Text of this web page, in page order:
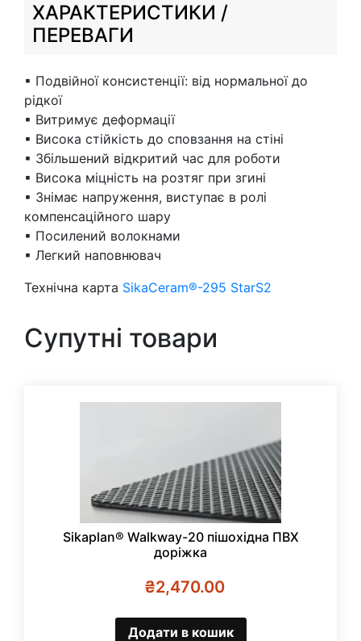
ХАРАКТЕРИСТИКИ /
ПЕРЕВАГИ
▪ Подвійної консистенції: від нормальної до
рідкої
▪ Витримує деформації
▪ Висока стійкість до сповзання на стіні
▪ Збільшений відкритий час для роботи
▪ Висока міцність на розтяг при згині
▪ Знімає напруження, виступає в ролі
компенсаційного шару
▪ Посилений волокнами
▪ Легкий наповнювач
Технічна карта SikaCeram®-295 StarS2
Супутні товари
Sikaplan® Walkway-20 пішохідна ПВХ
доріжка
₴2,470.00
Додати в кошик